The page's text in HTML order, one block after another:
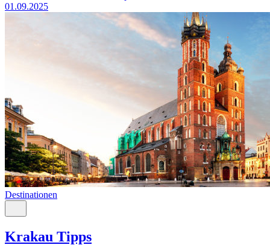
01.09.2025
Destinationen
Krakau Tipps